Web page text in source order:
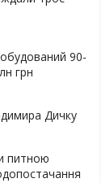
90-
грн
Дичку
питною